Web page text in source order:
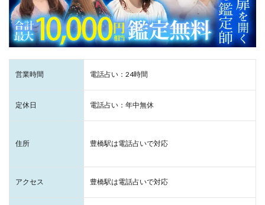
営業時間 電話占い：24時間
定休日 電話占い：年中無休
住所 豊橋駅は電話占いで対応
アクセス 豊橋駅は電話占いで対応